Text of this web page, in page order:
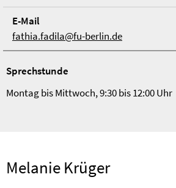
E-Mail
fathia.fadila@fu-berlin.de
Sprechstunde
Montag bis Mittwoch, 9:30 bis 12:00 Uhr
Melanie Krüger